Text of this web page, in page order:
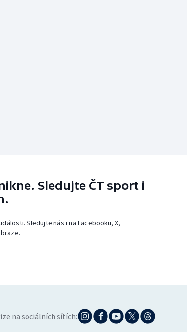
Sledujte ČT sport i
Sledujte nás i na Facebooku, X,
na sociálních sítích: